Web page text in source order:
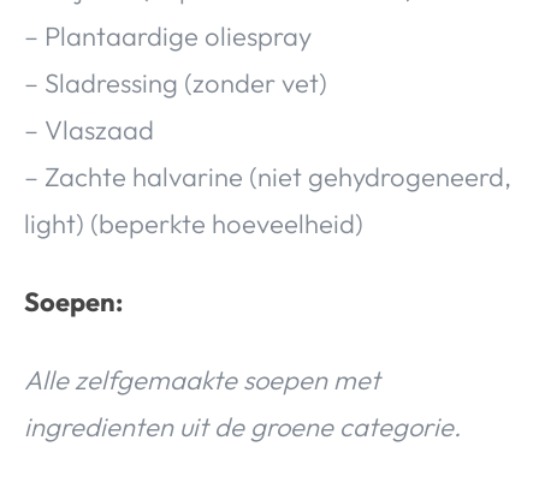
– Plantaardige oliespray
– Sladressing (zonder vet)
– Vlaszaad
– Zachte halvarine (niet gehydrogeneerd,
light) (beperkte hoeveelheid)
Soepen:
Alle zelfgemaakte soepen met
ingredienten uit de groene categorie.